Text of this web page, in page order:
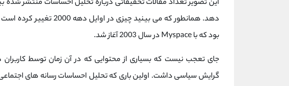
دهد. همانطور که می بینید چیزی
بود که با Myspace در سال 2003 آغاز شد.
جای تعجب نیست که بسیاری از محتوایی که در آن زمان توسط کاربران
گرایش سیاسی داشت. اولین باری که تحلیل احساسات رسانه های